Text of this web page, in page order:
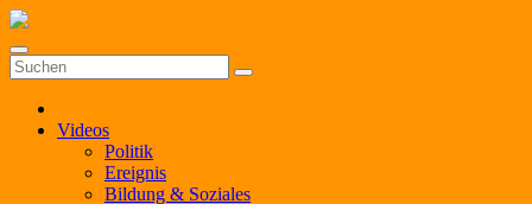
Zum
springen
Videos
Politik
Ereignis
Bildung & Soziales